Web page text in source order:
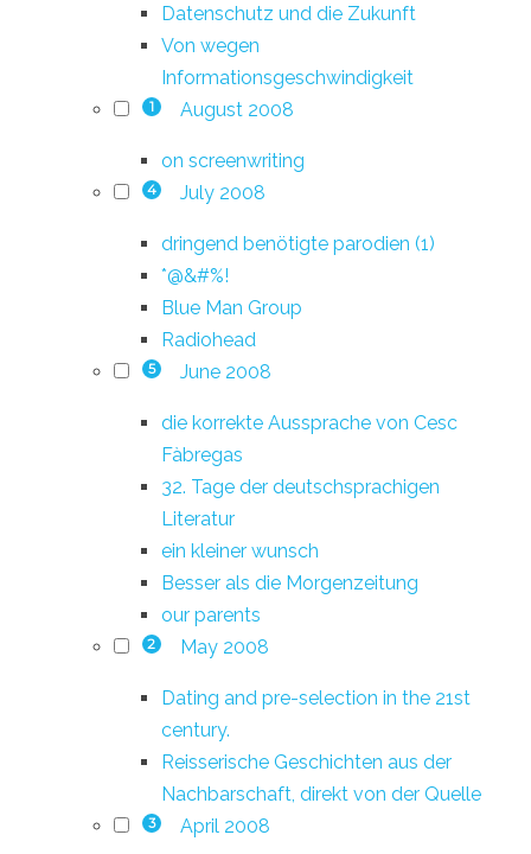
Datenschutz und die Zukunft
Von wegen
Informationsgeschwindigkeit
1 August 2008
on screenwriting
4 July 2008
dringend benötigte parodien (1)
*@&#%!
Blue Man Group
Radiohead
5 June 2008
die korrekte Aussprache von Cesc
Fàbregas
32. Tage der deutschsprachigen
Literatur
ein kleiner wunsch
Besser als die Morgenzeitung
our parents
2 May 2008
Dating and pre-selection in the 21st
century.
Reisserische Geschichten aus der
Nachbarschaft, direkt von der Quelle
3 April 2008